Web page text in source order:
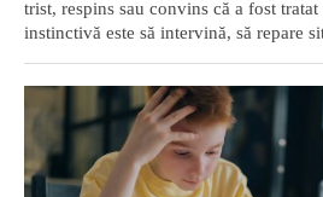
trist, respins sau convins că a fost tratat
instinctivă este să intervină, să repare